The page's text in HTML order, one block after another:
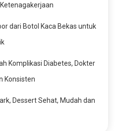
dari Botol Kaca Bekas untuk
Komplikasi Diabetes, Dokter
Konsisten
Dessert Sehat, Mudah dan